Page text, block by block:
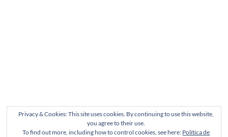
Privacy & Cookies: This site uses cookies. By continuing to use this website,
you agree to their use.
To find out more, including how to control cookies, see here: Política de